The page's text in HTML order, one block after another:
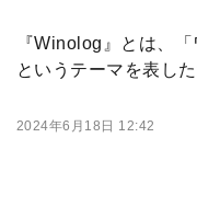
『Winolog』とは、
というテーマを表し
2024年6月18日 12:42